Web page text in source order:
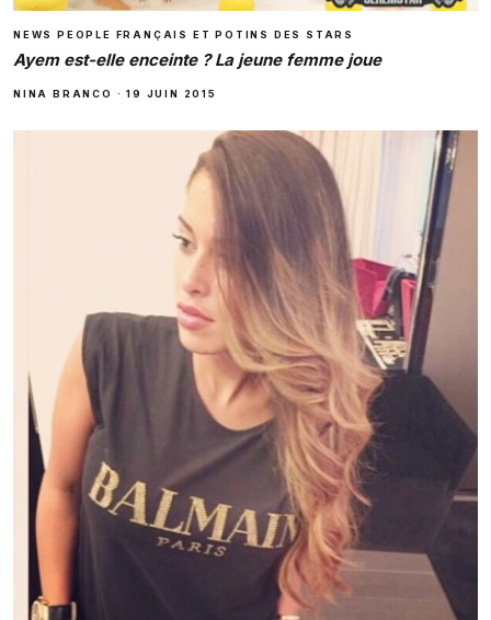
NEWS PEOPLE FRANÇAIS ET POTINS DES STARS
Ayem est-elle enceinte ? La jeune femme joue
NINA BRANCO ·19 JUIN 2015